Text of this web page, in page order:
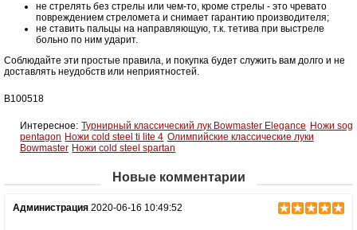
не стрелять без стрелы или чем-то, кроме стрелы - это чревато
повреждением стреломета и снимает гарантию производителя;
не ставить пальцы на направляющую, т.к. тетива при выстреле
больно по ним ударит.
Соблюдайте эти простые правила, и покупка будет служить вам долго и не
доставлять неудобств или неприятностей.
В100518
Интересное: Турнирный классический лук Bowmaster Elegance Ножи sog
pentagon Ножи cold steel ti lite 4 Олимпийские классические луки
Bowmaster Ножи cold steel spartan
Новые комментарии
Администрация 2020-06-16 10:49:52